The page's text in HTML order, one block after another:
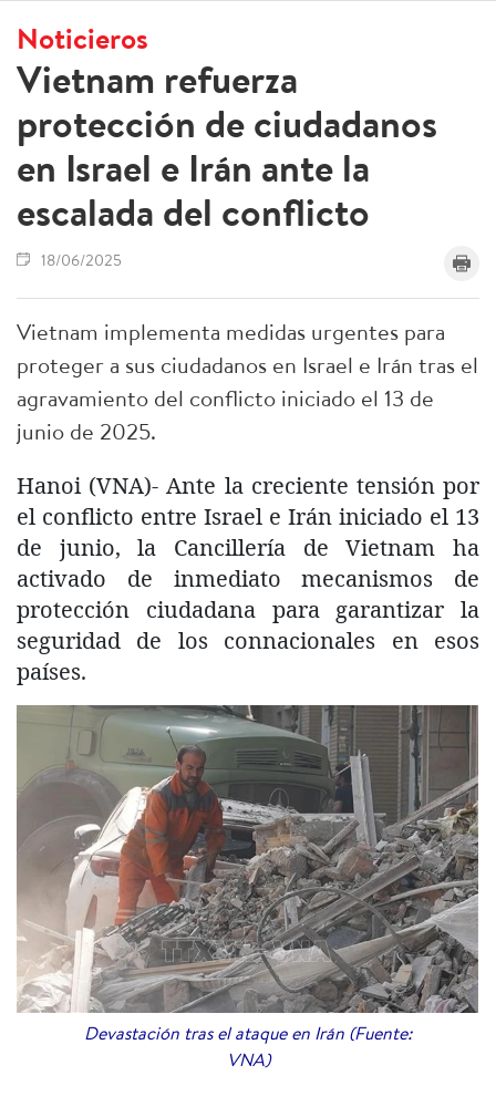
Noticieros
Vietnam refuerza
protección de ciudadanos
en Israel e Irán ante la
escalada del conflicto
18/06/2025
Vietnam implementa medidas urgentes para
proteger a sus ciudadanos en Israel e Irán tras el
agravamiento del conflicto iniciado el 13 de
junio de 2025.
Hanoi (VNA)- Ante la creciente tensión por
el conflicto entre Israel e Irán iniciado el 13
de junio, la Cancillería de Vietnam ha
activado de inmediato mecanismos de
protección ciudadana para garantizar la
seguridad de los connacionales en esos
países.
Devastación tras el ataque en Irán (Fuente:
VNA)